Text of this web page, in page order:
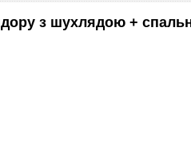
з шухлядою +